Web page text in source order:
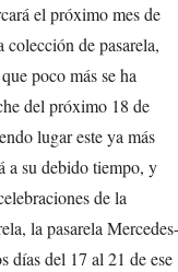
el próximo mes de
colección de pasarela,
poco más se ha
del próximo 18 de
lugar este ya más
a su debido tiempo, y
de la
la pasarela Mercedes-
días del 17 al 21 de ese